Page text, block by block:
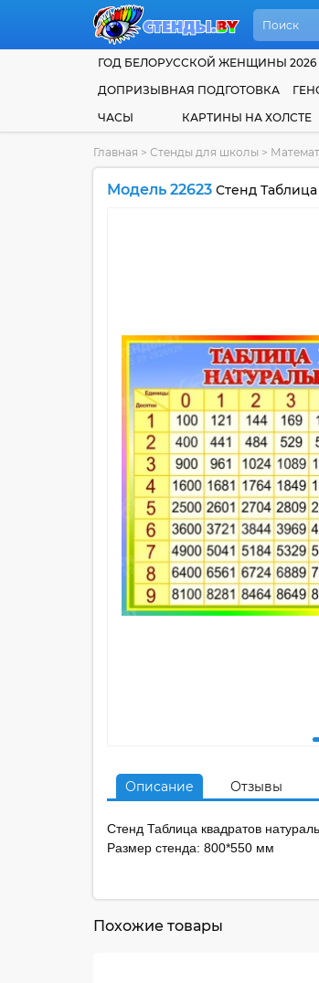
ГОД БЕЛОРУССКОЙ ЖЕНЩИНЫ 2026
ДОПРИЗЫВНАЯ ПОДГОТОВКА
ЧАСЫ
КАРТИНЫ НА ХОЛСТЕ
Главная > Стенды для школы >
Модель 22623 Стенд
Описание Отзывы
Стенд Таблица квадратов
Размер стенда: 800*550 мм
Похожие товары